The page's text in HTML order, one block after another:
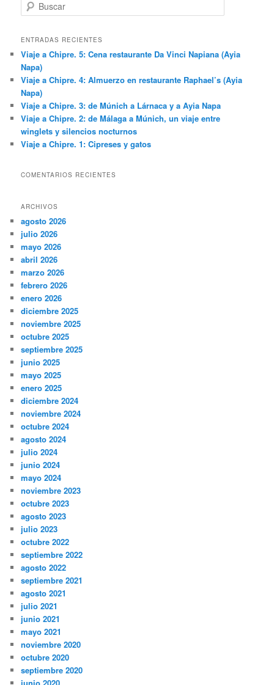
u
c
r
ENTRADAS RECIENTES
Viaje a Chipre. 5: Cena restaurante Da Vinci Napiana (Ayia
Napa)
Viaje a Chipre. 4: Almuerzo en restaurante Raphael’s (Ayia
Napa)
Viaje a Chipre. 3: de Múnich a Lárnaca y a Ayia Napa
Viaje a Chipre. 2: de Málaga a Múnich, un viaje entre
winglets y silencios nocturnos
Viaje a Chipre. 1: Cipreses y gatos
COMENTARIOS RECIENTES
ARCHIVOS
agosto 2026
julio 2026
mayo 2026
abril 2026
marzo 2026
febrero 2026
enero 2026
diciembre 2025
noviembre 2025
octubre 2025
septiembre 2025
junio 2025
mayo 2025
enero 2025
diciembre 2024
noviembre 2024
octubre 2024
agosto 2024
julio 2024
junio 2024
mayo 2024
noviembre 2023
octubre 2023
agosto 2023
julio 2023
octubre 2022
septiembre 2022
agosto 2022
septiembre 2021
agosto 2021
julio 2021
junio 2021
mayo 2021
noviembre 2020
octubre 2020
septiembre 2020